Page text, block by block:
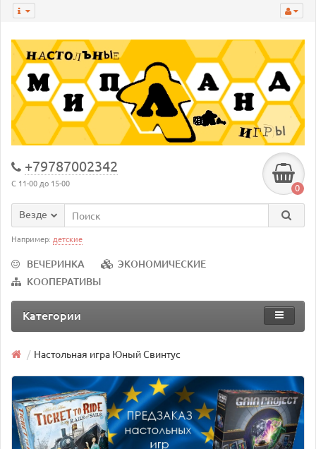
+79787002342
С 11-00 до 15-00 0
Везде
Например: детские
ВЕЧЕРИНКА
ЭКОНОМИЧЕСКИЕ
КООПЕРАТИВЫ
Категории
Настольная игра Юный Свинтус